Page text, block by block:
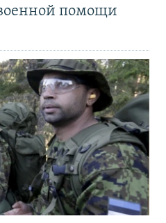
помощи